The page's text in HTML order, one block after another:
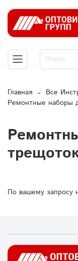
Главная Все
Ремонтные наборы
По вашему запросу